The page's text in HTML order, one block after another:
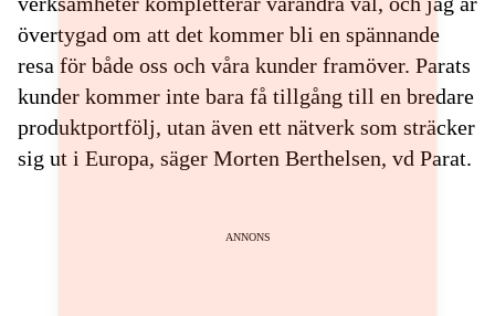
övertygad om att det kommer bli en spännande
resa för både oss och våra kunder framöver. Parats
kunder kommer inte bara få tillgång till en bredare
produktportfölj, utan även ett nätverk som sträcker
sig ut i Europa, säger Morten Berthelsen, vd Parat.
ANNONS